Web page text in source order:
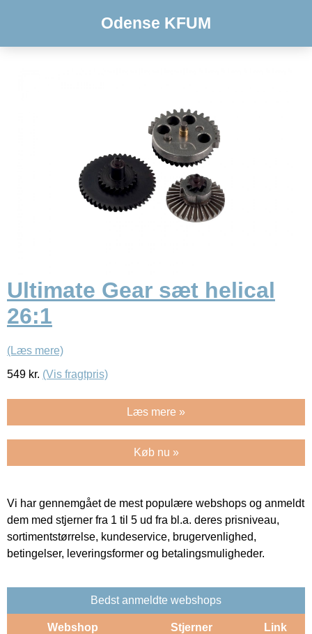
Odense KFUM
Ultimate Gear sæt helical
26:1
(Læs mere)
549 kr. (Vis fragtpris)
Læs mere »
Køb nu »
Vi har gennemgået de mest populære webshops og anmeldt
dem med stjerner fra 1 til 5 ud fra bl.a. deres prisniveau,
sortimentstørrelse, kundeservice, brugervenlighed,
betingelser, leveringsformer og betalingsmuligheder.
Bedst anmeldte webshops
Webshop Stjerner Link